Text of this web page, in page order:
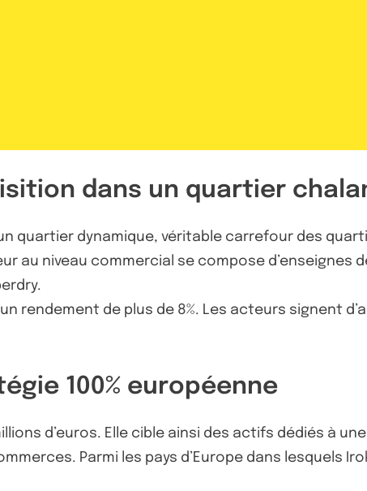
dans un quartier
quartier dynamique, véritable carrefour des
au niveau commercial se compose d’enseignes
rendement de plus de 8%. Les acteurs signent
100% européenne
d’euros. Elle cible ainsi des actifs dédiés à
Parmi les pays d’Europe dans lesquels